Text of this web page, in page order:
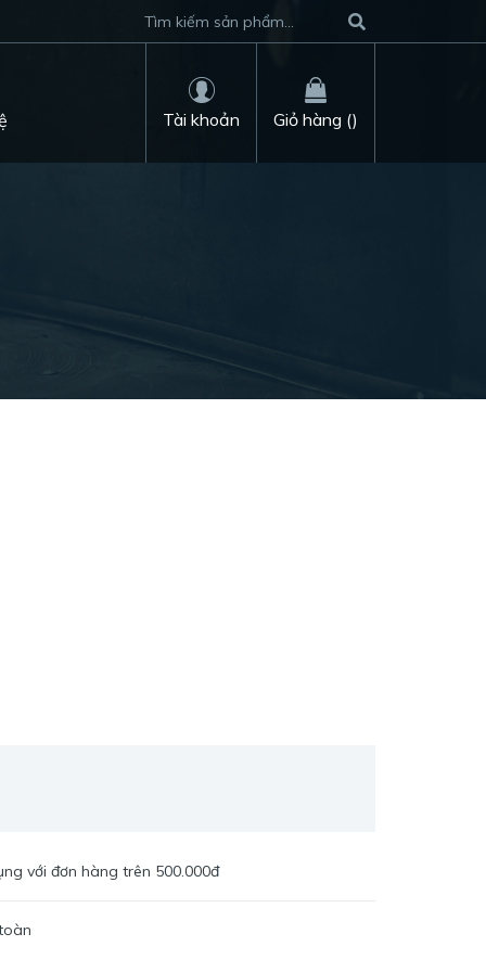
Giỏ hàng ()
Tài khoản
với đơn hàng trên 500.000đ